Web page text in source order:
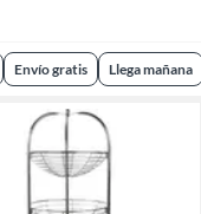
Envío gratis Llega mañana